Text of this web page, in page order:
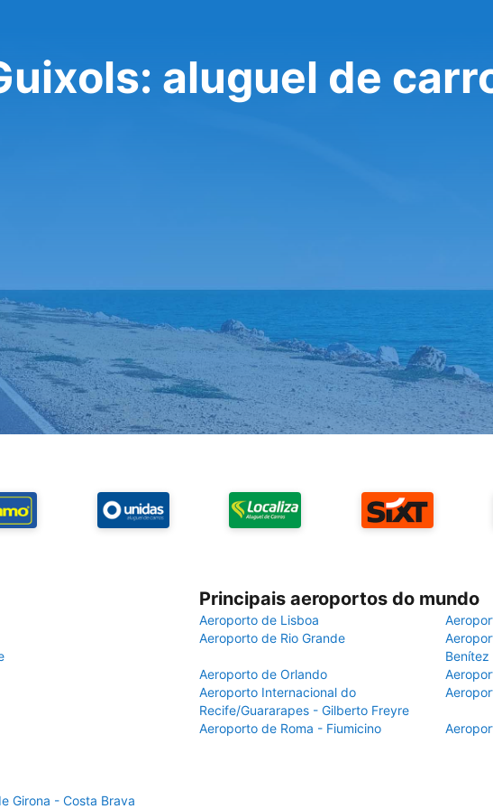
aluguel de
Principais aeroportos do mundo
Aeroporto de Lisboa
Aeroporto de Rio Grande
Benítez
Aeroporto de Orlando
Aeroporto Internacional do
Recife/Guararapes - Gilberto Freyre
Aeroporto de Roma - Fiumicino
Girona - Costa Brava